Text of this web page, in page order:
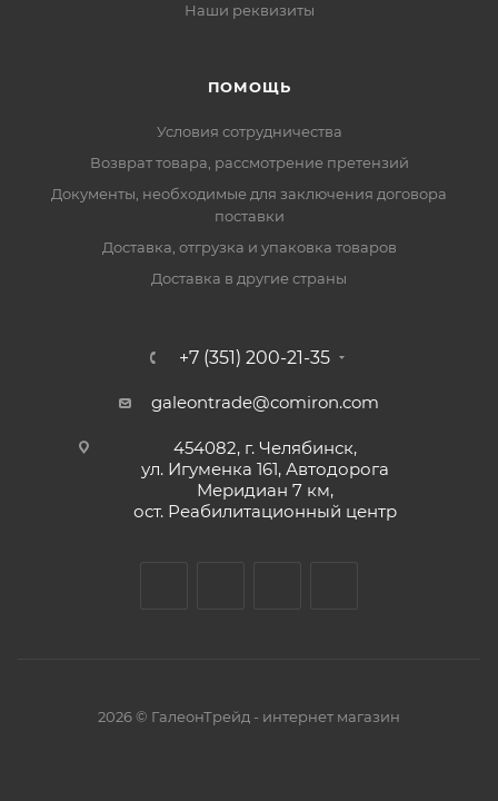
Наши реквизиты
ПОМОЩЬ
Условия сотрудничества
Возврат товара, рассмотрение претензий
Документы, необходимые для заключения договора
поставки
Доставка, отгрузка и упаковка товаров
Доставка в другие страны
+7 (351) 200-21-35
galeontrade@comiron.com
454082, г. Челябинск,
ул. Игуменка 161, Автодорога
Меридиан 7 км,
ост. Реабилитационный центр
2026 © ГалеонТрейд - интернет магазин